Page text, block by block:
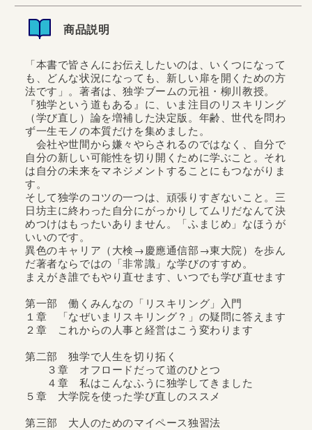
商品説明
「本書で皆さんにお伝えしたいのは、いくつになって
も、どんな状況になっても、新しい扉を開くための方
法です」。著者は、独学ブームの元祖・柳川教授。
『独学という道もある』に、いま注目のリスキリング
（学び直し）論を増補した決定版。年齢、世代を問わ
ず一生モノの本質だけを集めました。
会社や世間から嫌々やらされるのではなく、自分で
自分の新しい可能性を切り開くために学ぶこと。それ
は自分の未来をマネジメントすることにもつながりま
す。
そして独学のコツの一つは、頑張りすぎないこと。三
日坊主に終わった自分にがっかりしてムリだなんて決
めつけはもったいありません。「ふまじめ」なほうが
いいのです。
異色のキャリア（大検→慶應通信部→東大院）を歩ん
だ著者ならではの「非常識」な学びのすすめ。
まえがき誰でもやり直せます、いつでも学び直せます
第一部 働くみんなの「リスキリング」入門
１章 「なぜいまリスキリング？」の疑問に答えます
２章 これからの人事と経営はこう変わります
第二部 独学で人生を切り拓く
３章 オフロードだって道のひとつ
４章 私はこんなふうに独学してきました
５章 大学院を使った学び直しのススメ
第三部 大人のためのマイペース独習法